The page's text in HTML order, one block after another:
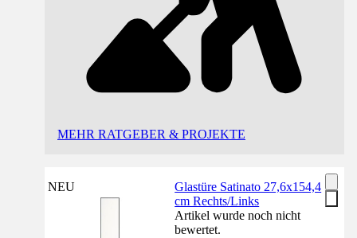
MEHR RATGEBER & PROJEKTE
NEU
Glastüre Satinato 27,6x154,4
cm Rechts/Links
Artikel wurde noch nicht
bewertet.